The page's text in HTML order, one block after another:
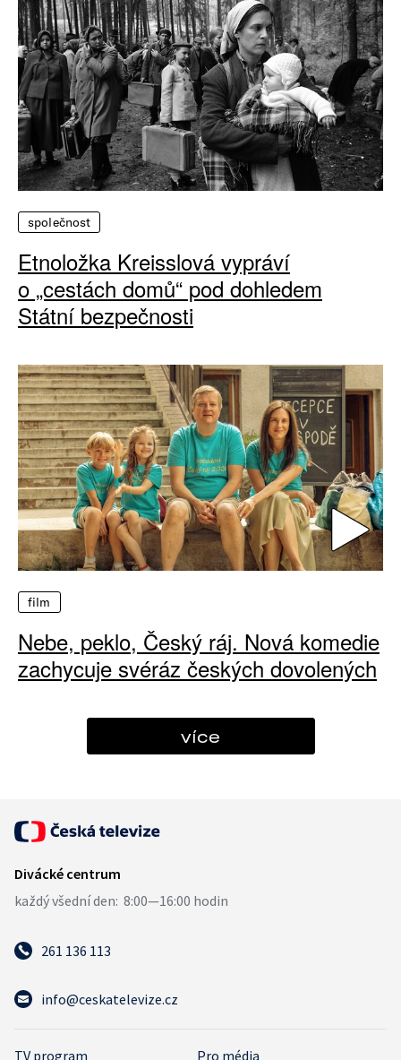
společnost
Etnoložka Kreisslová vypráví
o „cestách domů“ pod dohledem
Státní bezpečnosti
film
Nebe, peklo, Český ráj. Nová komedie
zachycuje svéráz českých dovolených
více
261 136 113
info@ceskatelevize.cz
TV program Pro média